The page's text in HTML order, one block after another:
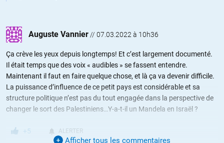
Auguste Vannier // 07.03.2022 à 10h36
Ça crève les yeux depuis longtemps! Et c’est largement documenté.
Il était temps que des voix « audibles » se fassent entendre.
Maintenant il faut en faire quelque chose, et là ça va devenir difficile.
La puissance d’influence de ce petit pays est considérable et sa
structure politique n’est pas du tout engagée dans la perspective de
changer le sort des Palestiniens…Y-a-t-il un Mandela en Israël ?
+5 ALERTER
Afficher tous les commentaires